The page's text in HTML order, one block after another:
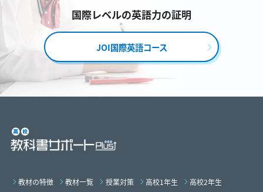
国際レベルの英語力の証明
JOI国際英語コース
教材の特徴 教材一覧 授業対策 高校1年生 高校2年生